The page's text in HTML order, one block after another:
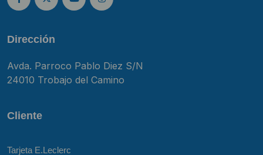
Dirección
Avda. Parroco Pablo Diez S/N
24010 Trobajo del Camino
Cliente
Tarjeta E.Leclerc